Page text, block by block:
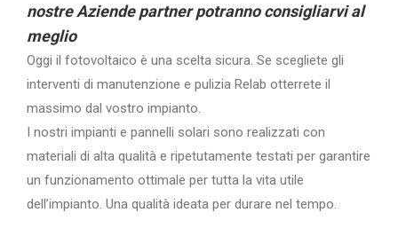
nostre Aziende partner potranno consigliarvi al
meglio
Oggi il fotovoltaico è una scelta sicura. Se scegliete gli
interventi di manutenzione e pulizia Relab otterrete il
massimo dal vostro impianto.
I nostri impianti e pannelli solari sono realizzati con
materiali di alta qualità e ripetutamente testati per garantire
un funzionamento ottimale per tutta la vita utile
dell’impianto. Una qualità ideata per durare nel tempo.